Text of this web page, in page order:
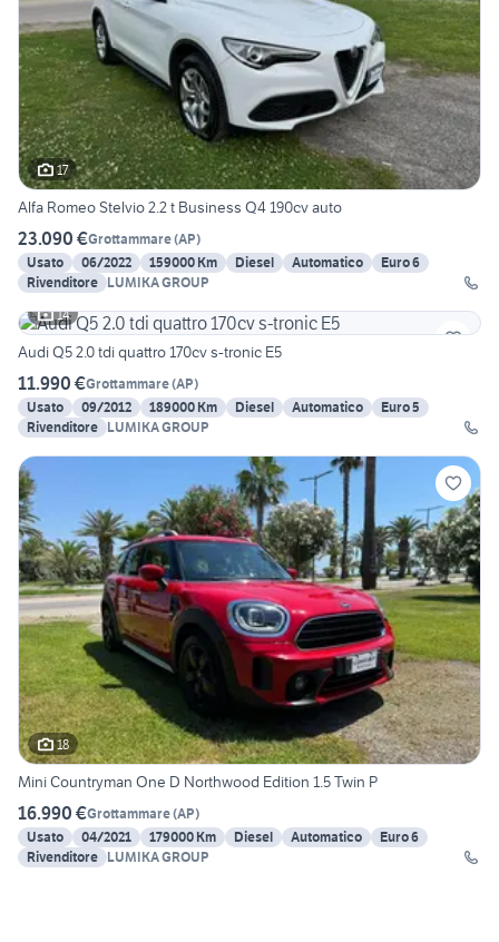
17
Alfa Romeo Stelvio 2.2 t Business Q4 190cv auto
23.090 €Grottammare(AP)
Usato
06/2022 159000 Km Diesel Automatico
Euro 6
Rivenditore LUMIKA GROUP
14
Audi Q5 2.0 tdi quattro 170cv s-tronic E5
11.990 €Grottammare(AP)
Usato
09/2012 189000 Km Diesel Automatico
Euro 5
Rivenditore LUMIKA GROUP
18
Mini Countryman One D Northwood Edition 1.5 Twin P
16.990 €Grottammare(AP)
Usato
04/2021 179000 Km Diesel Automatico
Euro 6
Rivenditore LUMIKA GROUP